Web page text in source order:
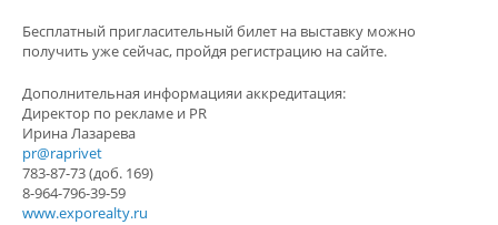
Бесплатный пригласительный билет на выставку можно
получить уже сейчас, пройдя регистрацию на сайте.
Дополнительная информацияи аккредитация:
Директор по рекламе и PR
Ирина Лазарева
pr@raprivet
783-87-73 (доб. 169)
8-964-796-39-59
www.exporealty.ru